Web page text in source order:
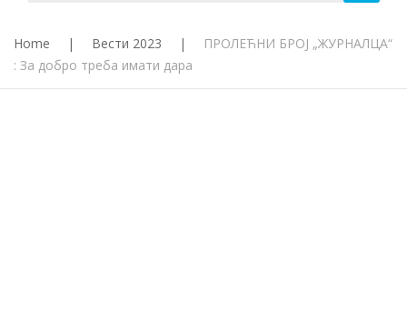
Home | Вести 2023 |
ПРОЛЕЋНИ БРОЈ „ЖУРНАЛЦА“
: За добро треба имати дара